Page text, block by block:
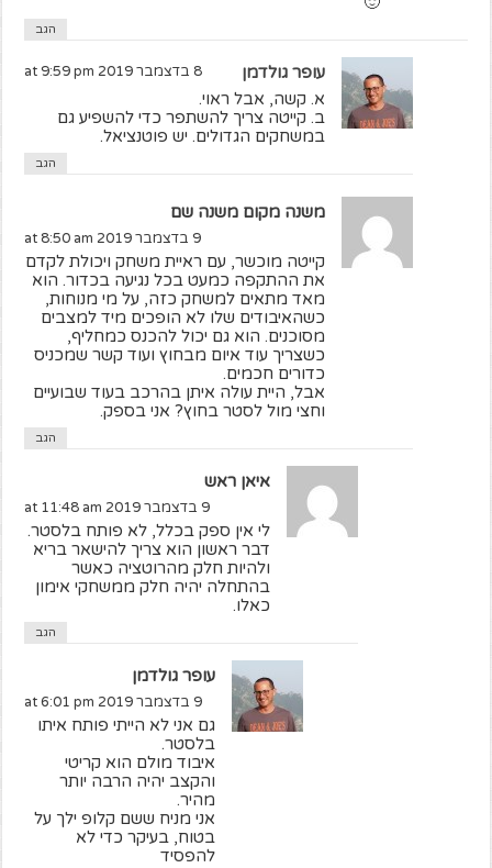
הגב
עופר גולדמן 8 בדצמבר 2019 at 9:59 pm
א. קשה, אבל ראוי.
ב. קייטה צריך להשתפר כדי להשפיע גם
במשחקים הגדולים. יש פוטנציאל.
הגב
משנה מקום משנה שם
9 בדצמבר 2019 at 8:50 am
קייטה מוכשר, עם ראיית משחק ויכולת לקדם
את ההתקפה כמעט בכל נגיעה בכדור. הוא
מאד מתאים למשחק כזה, על מי מנוחות,
כשהאיבודים שלו לא הופכים מיד למצבים
מסוכנים. הוא גם יכול להכנס כמחליף,
כשצריך עוד איום מבחוץ ועוד קשר שמכניס
כדורים חכמים.
אבל, היית עולה איתן בהרכב בעוד שבועיים
וחצי מול לסטר בחוץ? אני בספק.
הגב
איאן ראש
9 בדצמבר 2019 at 11:48 am
לי אין ספק בכלל, לא פותח בלסטר.
דבר ראשון הוא צריך להישאר בריא
ולהיות חלק מהרוטציה כאשר
בהתחלה יהיה חלק ממשחקי אימון
כאלו.
הגב
עופר גולדמן
9 בדצמבר 2019 at 6:01 pm
גם אני לא הייתי פותח איתו
בלסטר.
איבוד מולם הוא קריטי
והקצב יהיה הרבה יותר
מהיר.
אני מניח ששם קלופ ילך על
בטוח, בעיקר כדי לא
להפסיד